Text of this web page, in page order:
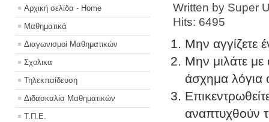
Αρχική σελίδα - Home
Μαθηματικά
Διαγωνισμοί Μαθηματικών
Σχολικα
Τηλεκπαίδευση
Διδασκαλία Μαθηματικών
Τ.Π.Ε.
Written by Super
Hits: 6495
Μην αγγίζετε
Μην μιλάτε με
άσχημα λόγια
αναπτυχθούν